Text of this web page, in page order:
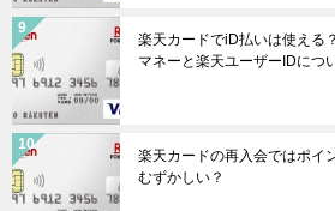
楽天カードでiD払いは使える
マネーと楽天ユーザーIDにつ
楽天カードの再入会ではポイ
むずかしい？